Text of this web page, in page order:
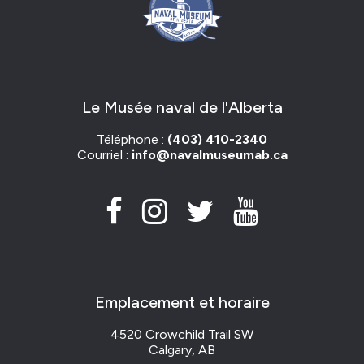
75 % des artefacts de la MNA.
Le Musée naval de l'Alberta
Téléphone : (403) 410-2340
Courriel : info@navalmuseumab.ca
Emplacement et horaire
4520 Crowchild Trail SW
Calgary, AB